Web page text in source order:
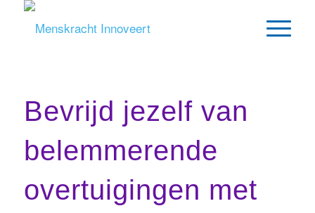
Bevrijd jezelf van
belemmerende
overtuigingen met